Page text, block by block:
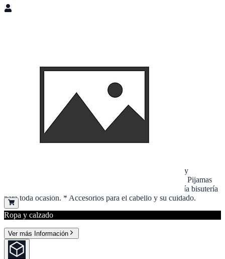
Nolemstore MN
Diseño y confección de prendas de vestir personalizadas y
accesorios. * Bolsos y mochilas en crochet Recamadas. * Pijamas
para toda ocasión personalizadas. * Accesorios en pedrería bisutería
para toda ocasión. * Accesorios para el cabello y su cuidado.
Ropa y calzado
Ver más Información